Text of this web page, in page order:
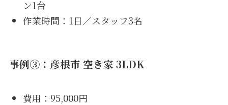
ン1台
作業時間：1日／スタッフ3名
事例③：彦根市 空き家 3LDK
費用：95,000円